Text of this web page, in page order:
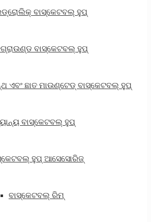
ବାସ୍କେଟବଲ୍ ହୁପ୍
ବାସ୍କେଟବଲ୍ ହୁପ୍
ଏବଂ ଛାତ ମାଉଣ୍ଟେଡ୍ ବାସ୍କେଟବଲ୍ ହୁପ୍
ବାସ୍କେଟବଲ୍ ହୁପ୍
ହୁପ୍ ଆସେସୋରିଜ୍
ବାସ୍କେଟବଲ୍ ରିମ୍